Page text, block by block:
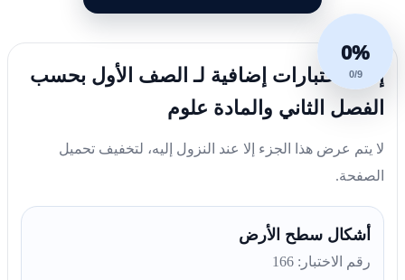
0%
0/9
إليك اختبارات إضافية لـ الصف الأول بحسب
الفصل الثاني والمادة علوم
لا يتم عرض هذا الجزء إلا عند النزول إليه، لتخفيف تحميل
الصفحة.
أشكال سطح الأرض
رقم الاختبار: 166